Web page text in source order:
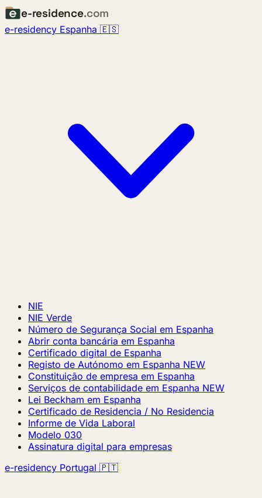
e-residence.com
e-residency Espanha 🇪🇸
NIE
NIE Verde
Número de Segurança Social em Espanha
Abrir conta bancária em Espanha
Certificado digital de Espanha
Registo de Autónomo em Espanha NEW
Constituição de empresa em Espanha
Serviços de contabilidade em Espanha NEW
Lei Beckham em Espanha
Certificado de Residencia / No Residencia
Informe de Vida Laboral
Modelo 030
Assinatura digital para empresas
e-residency Portugal 🇵🇹